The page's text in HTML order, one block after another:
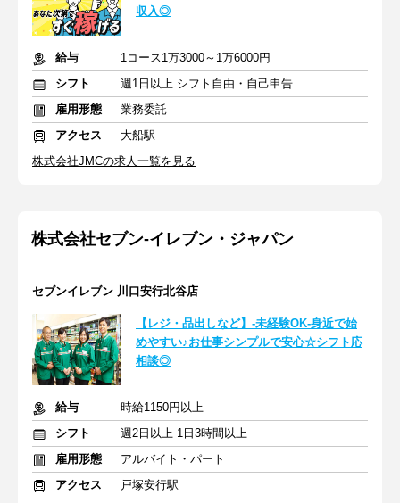
収入◎
給与
1コース1万3000～1万6000円
シフト
週1日以上 シフト自由・自己申告
雇用形態
業務委託
アクセス
大船駅
株式会社JMCの求人一覧を見る
株式会社セブン-イレブン・ジャパン
セブンイレブン 川口安行北谷店
【レジ・品出しなど】-未経験OK-身近で始
めやすい♪お仕事シンプルで安心☆シフト応
相談◎
給与
時給1150円以上
シフト
週2日以上 1日3時間以上
雇用形態
アルバイト・パート
アクセス
戸塚安行駅